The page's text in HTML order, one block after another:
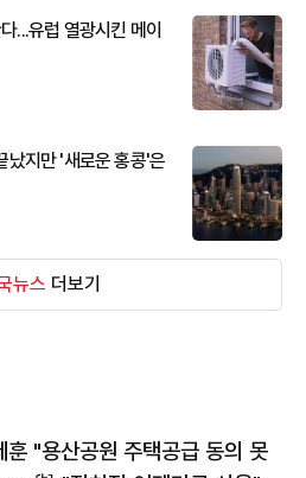
...유럽 열광시킨 메이
났지만 '새로운 홍콩'은
뉴스 더보기
훈 "용산공원 주택공급 동의 못